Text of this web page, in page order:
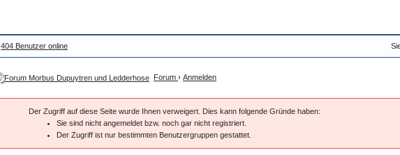
404 Benutzer online
Forum › Anmelden
Der Zugriff auf diese Seite wurde Ihnen verweigert. Dies kann folgende Gründe haben:
Sie sind nicht angemeldet bzw. noch gar nicht registriert.
Der Zugriff ist nur bestimmten Benutzergruppen gestattet.